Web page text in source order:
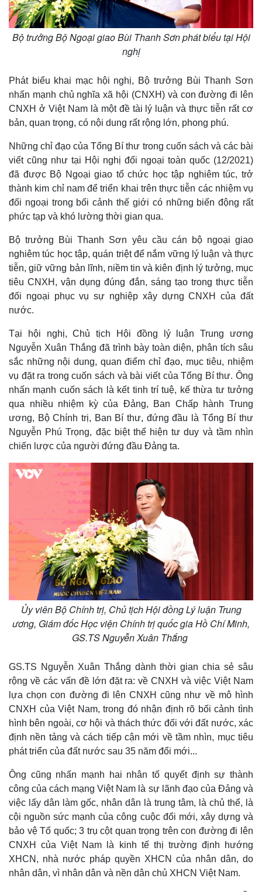
Quan sát
Cuộc sống đó đây
Hồ sơ
Video
Ảnh
E-Magazine
Infographic
Kinh tế
Bất động sản
Khởi nghiệp
Thị trường
Giá vàng
Tiêu dùng
Giá cà phê
Pháp luật
Vụ án
Tin nóng
Tư vấn luật
Quân sự - Quốc phòng
Vũ khí
Việt Nam
Phân tích
Thể thao
Bóng đá
Lịch thi đấu bóng đá
Thế giới thể thao
eSports
Ô tô - Xe máy
Ô tô
Xe máy
Tư vấn
Bộ trưởng Bộ Ngoại giao Bùi Thanh Sơn phát biểu tại Hội
nghị
Phát biểu khai mạc hội nghị, Bộ trưởng Bùi Thanh Sơn
nhấn mạnh chủ nghĩa xã hội (CNXH) và con đường đi lên
CNXH ở Việt Nam là một đề tài lý luận và thực tiễn rất cơ
bản, quan trọng, có nội dung rất rộng lớn, phong phú.
Những chỉ đạo của Tổng Bí thư trong cuốn sách và các bài
viết cũng như tại Hội nghị đối ngoại toàn quốc (12/2021)
đã được Bộ Ngoại giao tổ chức học tập nghiêm túc, trở
thành kim chỉ nam để triển khai trên thực tiễn các nhiệm vụ
đối ngoại trong bối cảnh thế giới có những biến động rất
phức tạp và khó lường thời gian qua.
Bộ trưởng Bùi Thanh Sơn yêu cầu cán bộ ngoại giao
nghiêm túc học tập, quán triệt để nắm vững lý luận và thực
tiễn, giữ vững bản lĩnh, niềm tin và kiên định lý tưởng, mục
tiêu CNXH, vận dụng đúng đắn, sáng tạo trong thực tiễn
đối ngoại phục vụ sự nghiệp xây dựng CNXH của đất
nước.
Tại hội nghị, Chủ tịch Hội đồng lý luận Trung ương
Nguyễn Xuân Thắng đã trình bày toàn diện, phân tích sâu
sắc những nội dung, quan điểm chỉ đạo, mục tiêu, nhiệm
vụ đặt ra trong cuốn sách và bài viết của Tổng Bí thư. Ông
nhấn mạnh cuốn sách là kết tinh trí tuệ, kế thừa tư tưởng
qua nhiều nhiệm kỳ của Đảng, Ban Chấp hành Trung
ương, Bộ Chính trị, Ban Bí thư, đứng đầu là Tổng Bí thư
Nguyễn Phú Trọng, đặc biệt thể hiện tư duy và tầm nhìn
chiến lược của người đứng đầu Đảng ta.
Ủy viên Bộ Chính trị, Chủ tịch Hội đồng Lý luận Trung
ương, Giám đốc Học viện Chính trị quốc gia Hồ Chí Minh,
GS.TS Nguyễn Xuân Thắng
GS.TS Nguyễn Xuân Thắng dành thời gian chia sẻ sâu
rộng về các vấn đề lớn đặt ra: về CNXH và việc Việt Nam
lựa chọn con đường đi lên CNXH cũng như về mô hình
CNXH của Việt Nam, trong đó nhận định rõ bối cảnh tình
hình bên ngoài, cơ hội và thách thức đối với đất nước, xác
định nền tảng và cách tiếp cận mới về tầm nhìn, mục tiêu
phát triển của đất nước sau 35 năm đổi mới...
Ông cũng nhấn mạnh hai nhân tố quyết định sự thành
công của cách mạng Việt Nam là sự lãnh đạo của Đảng và
việc lấy dân làm gốc, nhân dân là trung tâm, là chủ thể, là
cội nguồn sức mạnh của công cuộc đổi mới, xây dựng và
bảo vệ Tổ quốc; 3 trụ cột quan trọng trên con đường đi lên
CNXH của Việt Nam là kinh tế thị trường định hướng
XHCN, nhà nước pháp quyền XHCN của nhân dân, do
nhân dân, vì nhân dân và nền dân chủ XHCN Việt Nam.